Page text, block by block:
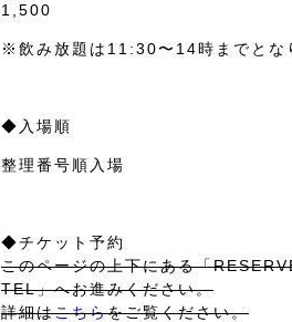
1,500
※飲み放題は11:30〜14時までとな
◆入場順
整理番号順入場
◆チケット予約
このページの上下にある「
TEL」へお進みください。
詳細はこちらをご覧ください。